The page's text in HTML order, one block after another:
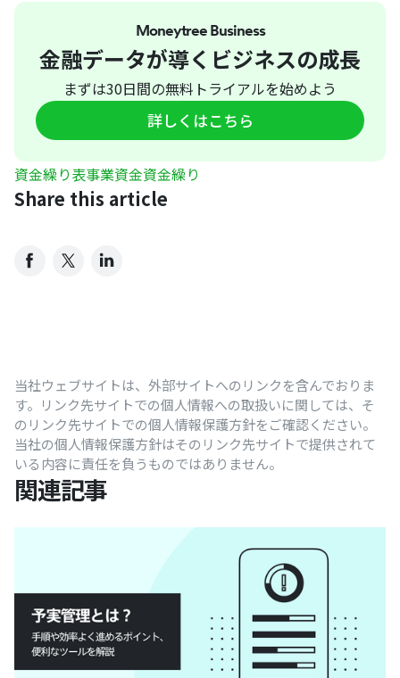
Moneytree Business
金融データが導くビジネスの成長
まずは30日間の無料トライアルを始めよう
詳しくはこちら
資金繰り表事業資金資金繰り
Share this article
当社ウェブサイトは、外部サイトへのリンクを含んでおりま
す。リンク先サイトでの個人情報への取扱いに関しては、そ
のリンク先サイトでの個人情報保護方針をご確認ください。
当社の個人情報保護方針はそのリンク先サイトで提供されて
いる内容に責任を負うものではありません。
関連記事